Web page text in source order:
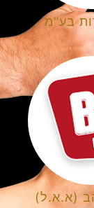
בע"מ
(א.א.ל)